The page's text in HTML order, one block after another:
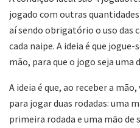
jogado com outras
aí sendo obrigatório o uso das
cada naipe. A ideia é que
mão, para que o jogo seja uma
A ideia é que, ao receber a
para jogar duas rodadas: uma
primeira rodada e uma mão de